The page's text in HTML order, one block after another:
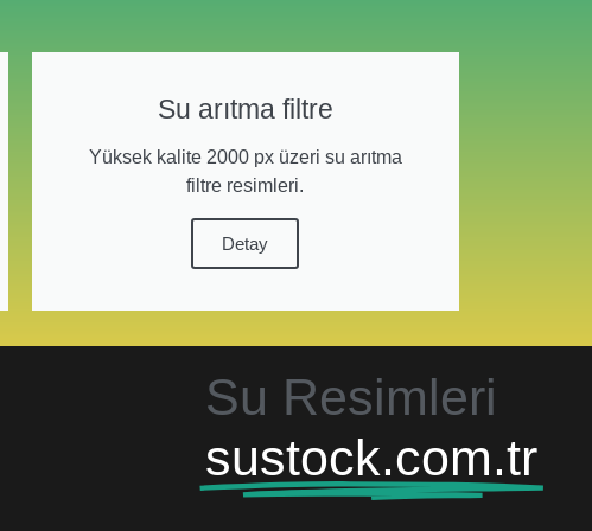
Su arıtma filtre
Yüksek kalite 2000 px üzeri su arıtma
filtre resimleri.
Detay
Su Resimleri
sustock.com.tr